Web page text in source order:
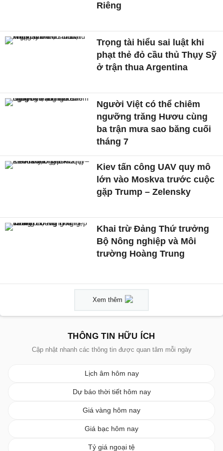
Riêng
Trọng tài hiểu sai luật khi
phạt thẻ đỏ cầu thủ Thụy Sỹ
ở trận thua Argentina
Người Việt có thể chiêm
ngưỡng trăng Hươu cùng
ba trận mưa sao băng cuối
tháng 7
Kiev tấn công UAV quy mô
lớn vào Moskva trước cuộc
gặp Trump – Zelensky
Khai trừ Đảng Thứ trưởng
Bộ Nông nghiệp và Môi
trường Hoàng Trung
Xem thêm
THÔNG TIN HỮU ÍCH
Cập nhật nhanh các thông tin được quan tâm mỗi ngày
Lịch âm hôm nay
Dự báo thời tiết hôm nay
Giá vàng hôm nay
Giá bạc hôm nay
Tỷ giá ngoại tệ